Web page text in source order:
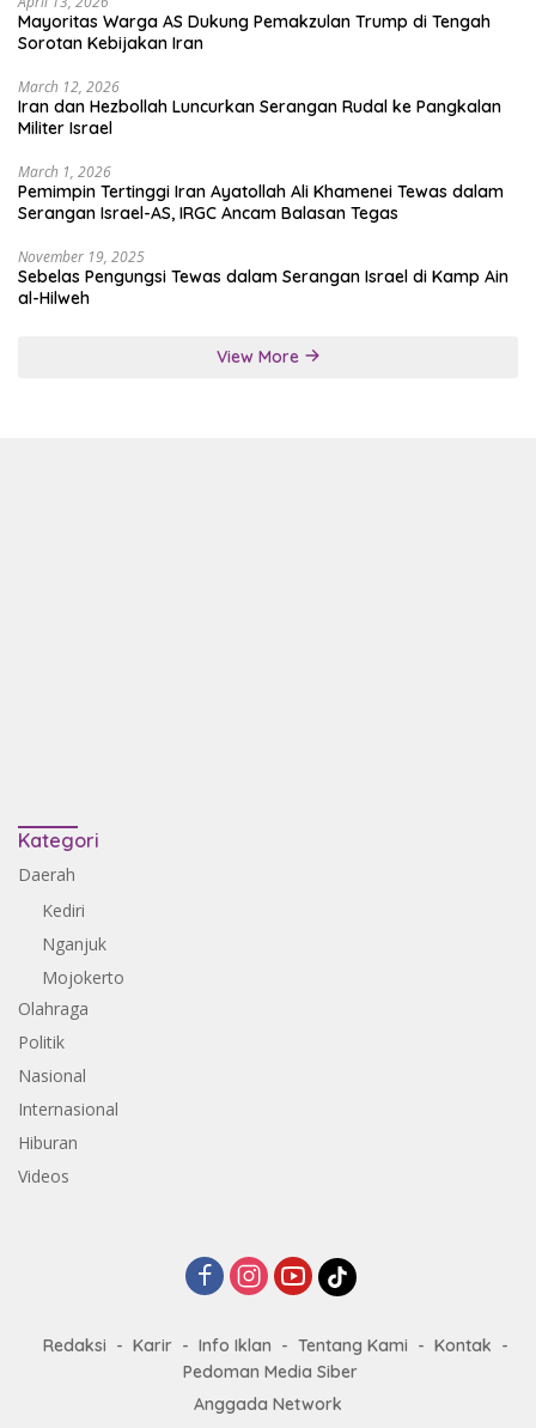
Mayoritas Warga AS Dukung Pemakzulan Trump di Tengah
Sorotan Kebijakan Iran
March 12, 2026
Iran dan Hezbollah Luncurkan Serangan Rudal ke Pangkalan
Militer Israel
March 1, 2026
Pemimpin Tertinggi Iran Ayatollah Ali Khamenei Tewas dalam
Serangan Israel-AS, IRGC Ancam Balasan Tegas
November 19, 2025
Sebelas Pengungsi Tewas dalam Serangan Israel di Kamp Ain
al-Hilweh
View More
Kategori
Daerah
Kediri
Nganjuk
Mojokerto
Olahraga
Politik
Nasional
Internasional
Hiburan
Videos
Redaksi Karir Info Iklan Tentang Kami
Kontak
Pedoman Media Siber
Anggada Network